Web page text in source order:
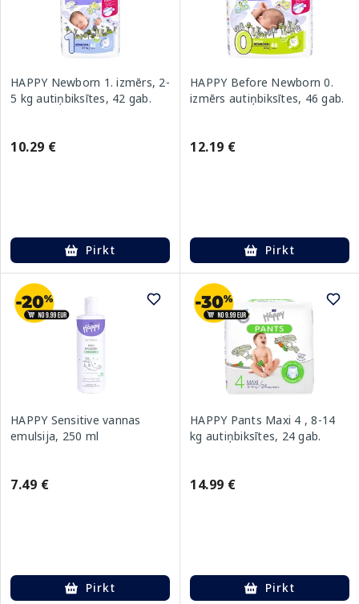
HAPPY Newborn 1. izmērs, 2-
5 kg autiņbiksītes, 42 gab.
10.29 €
Pirkt
HAPPY Before Newborn 0.
izmērs autiņbiksītes, 46 gab.
12.19 €
Pirkt
HAPPY Sensitive vannas
emulsija, 250 ml
7.49 €
Pirkt
HAPPY Pants Maxi 4 , 8-14
kg autiņbiksītes, 24 gab.
14.99 €
Pirkt